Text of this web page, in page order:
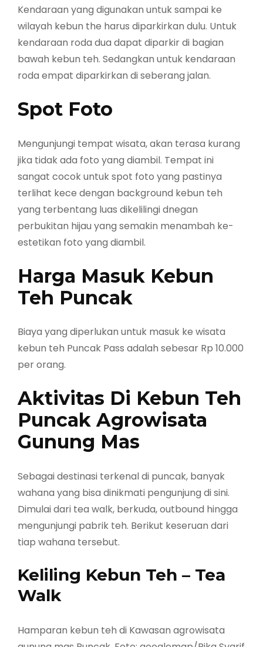
Kendaraan yang digunakan untuk sampai ke
wilayah kebun the harus diparkirkan dulu. Untuk
kendaraan roda dua dapat diparkir di bagian
bawah kebun teh. Sedangkan untuk kendaraan
roda empat diparkirkan di seberang jalan.
Spot Foto
Mengunjungi tempat wisata, akan terasa kurang
jika tidak ada foto yang diambil. Tempat ini
sangat cocok untuk spot foto yang pastinya
terlihat kece dengan background kebun teh
yang terbentang luas dikelilingi dnegan
perbukitan hijau yang semakin menambah ke-
estetikan foto yang diambil.
Harga Masuk Kebun
Teh Puncak
Biaya yang diperlukan untuk masuk ke wisata
kebun teh Puncak Pass adalah sebesar Rp 10.000
per orang.
Aktivitas Di Kebun Teh
Puncak Agrowisata
Gunung Mas
Sebagai destinasi terkenal di puncak, banyak
wahana yang bisa dinikmati pengunjung di sini.
Dimulai dari tea walk, berkuda, outbound hingga
mengunjungi pabrik teh. Berikut keseruan dari
tiap wahana tersebut.
Keliling Kebun Teh – Tea
Walk
Hamparan kebun teh di Kawasan agrowisata